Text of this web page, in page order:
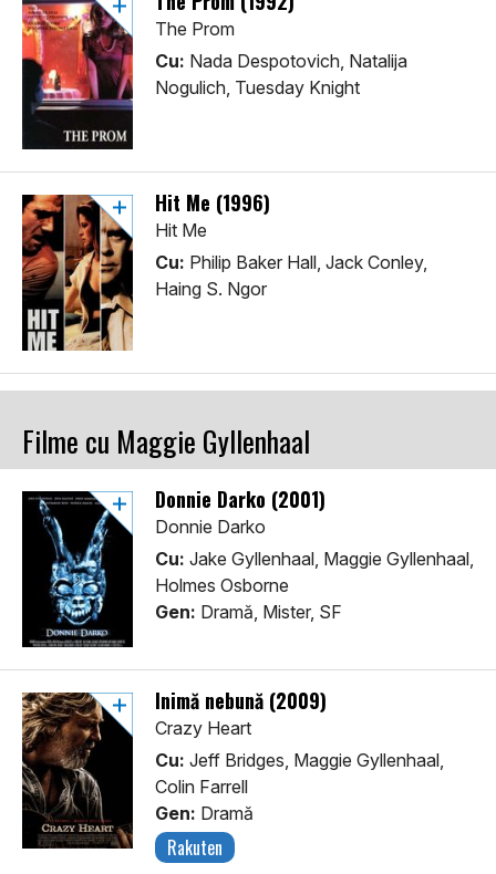
The Prom
Cu: Nada Despotovich, Natalija
Nogulich, Tuesday Knight
Hit Me (1996)
Hit Me
Cu: Philip Baker Hall, Jack Conley,
Haing S. Ngor
Filme cu Maggie Gyllenhaal
Donnie Darko (2001)
Donnie Darko
Cu: Jake Gyllenhaal, Maggie Gyllenhaal,
Holmes Osborne
Gen: Dramă, Mister, SF
Inimă nebună (2009)
Crazy Heart
Cu: Jeff Bridges, Maggie Gyllenhaal,
Colin Farrell
Gen: Dramă
Rakuten